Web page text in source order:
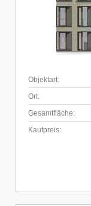
Objektart:
Ort:
Gesamtfläche:
Kaufpreis: